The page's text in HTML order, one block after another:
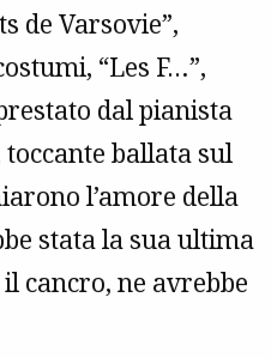
de Varsovie”,
“Les F…”,
dal pianista
ballata sul
l’amore della
stata la sua ultima
cancro, ne avrebbe